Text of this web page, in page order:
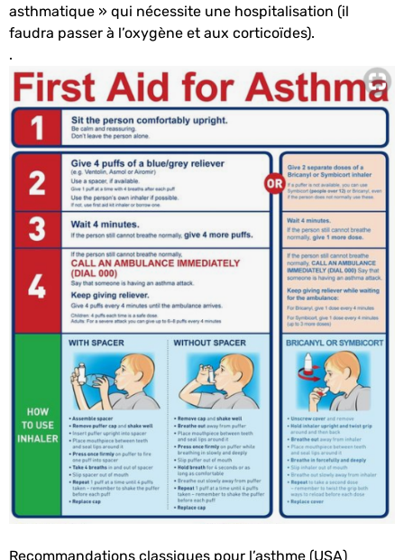
asthmatique » qui nécessite une hospitalisation (il
faudra passer à l’oxygène et aux corticoïdes).
.
Recommandations classiques pour l’asthme (USA)